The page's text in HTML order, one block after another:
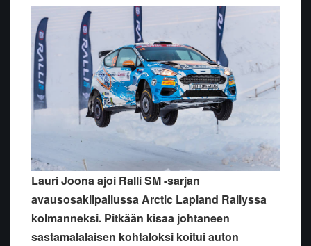
Lauri Joona ajoi Ralli SM -sarjan
avausosakilpailussa Arctic Lapland Rallyssa
kolmanneksi. Pitkään kisaa johtaneen
sastamalalaisen kohtaloksi koitui auton